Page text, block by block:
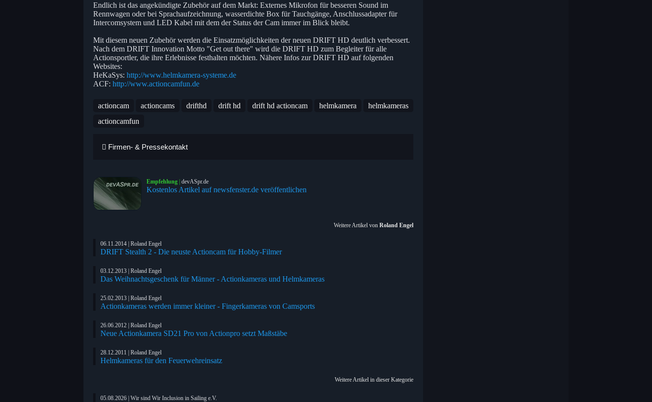
Endlich ist das angekündigte Zubehör auf dem Markt: Externes Mikrofon für besseren Sound im
Rennwagen oder bei Sprachaufzeichnung, wasserdichte Box für Tauchgänge, Anschlussadapter für
Intercomsystem und LED Kabel mit dem der Status der Cam immer im Blick bleibt.
Mit diesem neuen Zubehör werden die Einsatzmöglichkeiten der neuen DRIFT HD deutlich verbessert.
Nach dem DRIFT Innovation Motto "Get out there" wird die DRIFT HD zum Begleiter für alle
Actionsportler, die ihre Erlebnisse festhalten möchten. Nähere Infos zur DRIFT HD auf folgenden
Websites:
HeKaSys: http://www.helmkamera-systeme.de
ACF: http://www.actioncamfun.de
actioncam actioncams drifthd drift hd drift hd actioncam helmkamera
helmkameras
actioncamfun
Firmen- & Pressekontakt
Empfehlung | devASpr.de
Kostenlos Artikel auf newsfenster.de veröffentlichen
Weitere Artikel von Roland Engel
06.11.2014 | Roland Engel
DRIFT Stealth 2 - Die neuste Actioncam für Hobby-Filmer
03.12.2013 | Roland Engel
Das Weihnachtsgeschenk für Männer - Actionkameras und Helmkameras
25.02.2013 | Roland Engel
Actionkameras werden immer kleiner - Fingerkameras von Camsports
26.06.2012 | Roland Engel
Neue Actionkamera SD21 Pro von Actionpro setzt Maßstäbe
28.12.2011 | Roland Engel
Helmkameras für den Feuerwehreinsatz
Weitere Artikel in dieser Kategorie
05.08.2026 | Wir sind Wir Inclusion in Sailing e.V.